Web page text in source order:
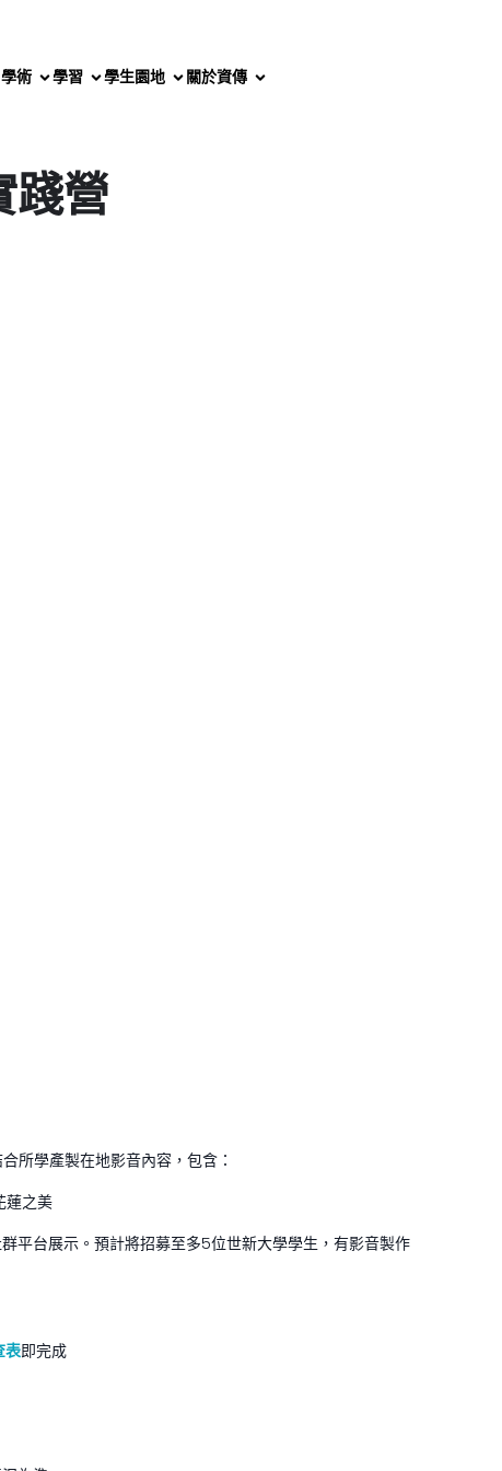
學術 學習 學生園地 關於資傳
踐營
所學產製在地影音內容，包含：
蓮之美
平台展示。預計將招募至多5位世新大學學生，有影音製作
表即完成